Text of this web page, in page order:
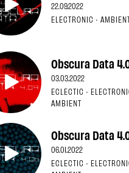
22.09.2022
ELECTRONIC ·
Obscura Data
03.03.2022
ECLECTIC ·
AMBIENT
Obscura Data
06.01.2022
ECLECTIC ·